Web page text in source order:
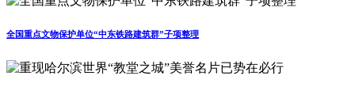
全国重点文物保护单位“中东铁路建筑群”子项整理